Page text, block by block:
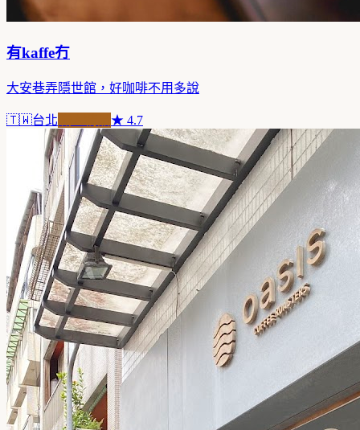
有kaffe冇
大安巷弄隱世館，好咖啡不用多說
🇹🇼台北 ★ 4.7